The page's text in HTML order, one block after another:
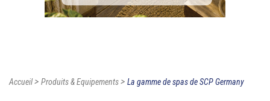
Accueil> Produits & Equipements> La gamme de spas de SCP Germany